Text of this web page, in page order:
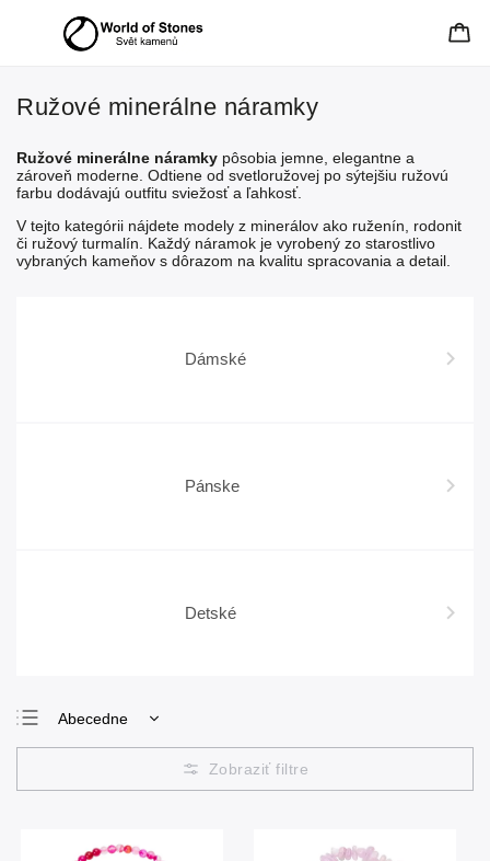
Ružové minerálne náramky
Ružové minerálne náramky pôsobia jemne, elegantne a
zároveň moderne. Odtiene od svetloružovej po sýtejšiu ružovú
farbu dodávajú outfitu sviežosť a ľahkosť.
V tejto kategórii nájdete modely z minerálov ako ruženín, rodonit
či ružový turmalín. Každý náramok je vyrobený zo starostlivo
vybraných kameňov s dôrazom na kvalitu spracovania a detail.
Dámské
Pánske
Detské
Abecedne
Najlacnejšie
Najdrahšie